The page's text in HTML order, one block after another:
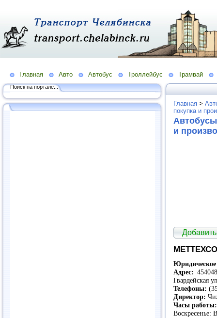
Главная Авто Автобус Троллейбус Трамвай
Поиск на портале...
Главная >
покупка и
и
Юридическое
Адрес:
Гвардейская
Телефоны:
Директор:
Часы работы:
Воскресенье: